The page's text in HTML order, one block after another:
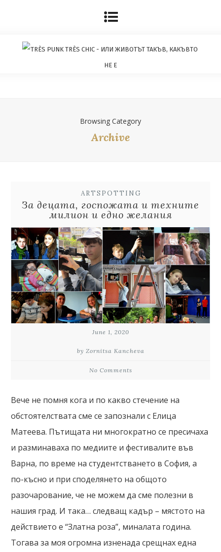
Browsing Category
Archive
ARTSPOTTING
За децата, госпожата и техните
милион и едно желания
June 1, 2020
by Zornitsa Kancheva
No Comments
Вече не помня кога и по какво стечение на
обстоятелствата сме се запознали с Елица
Матеева. Пътищата ни многократно се пресичаха
и разминаваха по медиите и фестивалите във
Варна, по време на студентстването в София, а
по-късно и при споделянето на общото
разочарование, че не можем да сме полезни в
нашия град. И така… следващ кадър – мястото на
действието е “Златна роза”, миналата година.
Тогава за моя огромна изненада срещнах една